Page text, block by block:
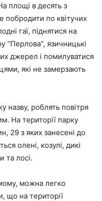
площі в десять з
побродити по квітучих
гаї, піднятися на
“Перлова”, язичницькі
джерел і помилуватися
які не замерзають
назву, роблять повітря
На території парку
29 з яких занесені до
олені, козулі, дикі
та лосі.
можна легко
що на території